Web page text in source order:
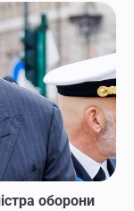
оборони